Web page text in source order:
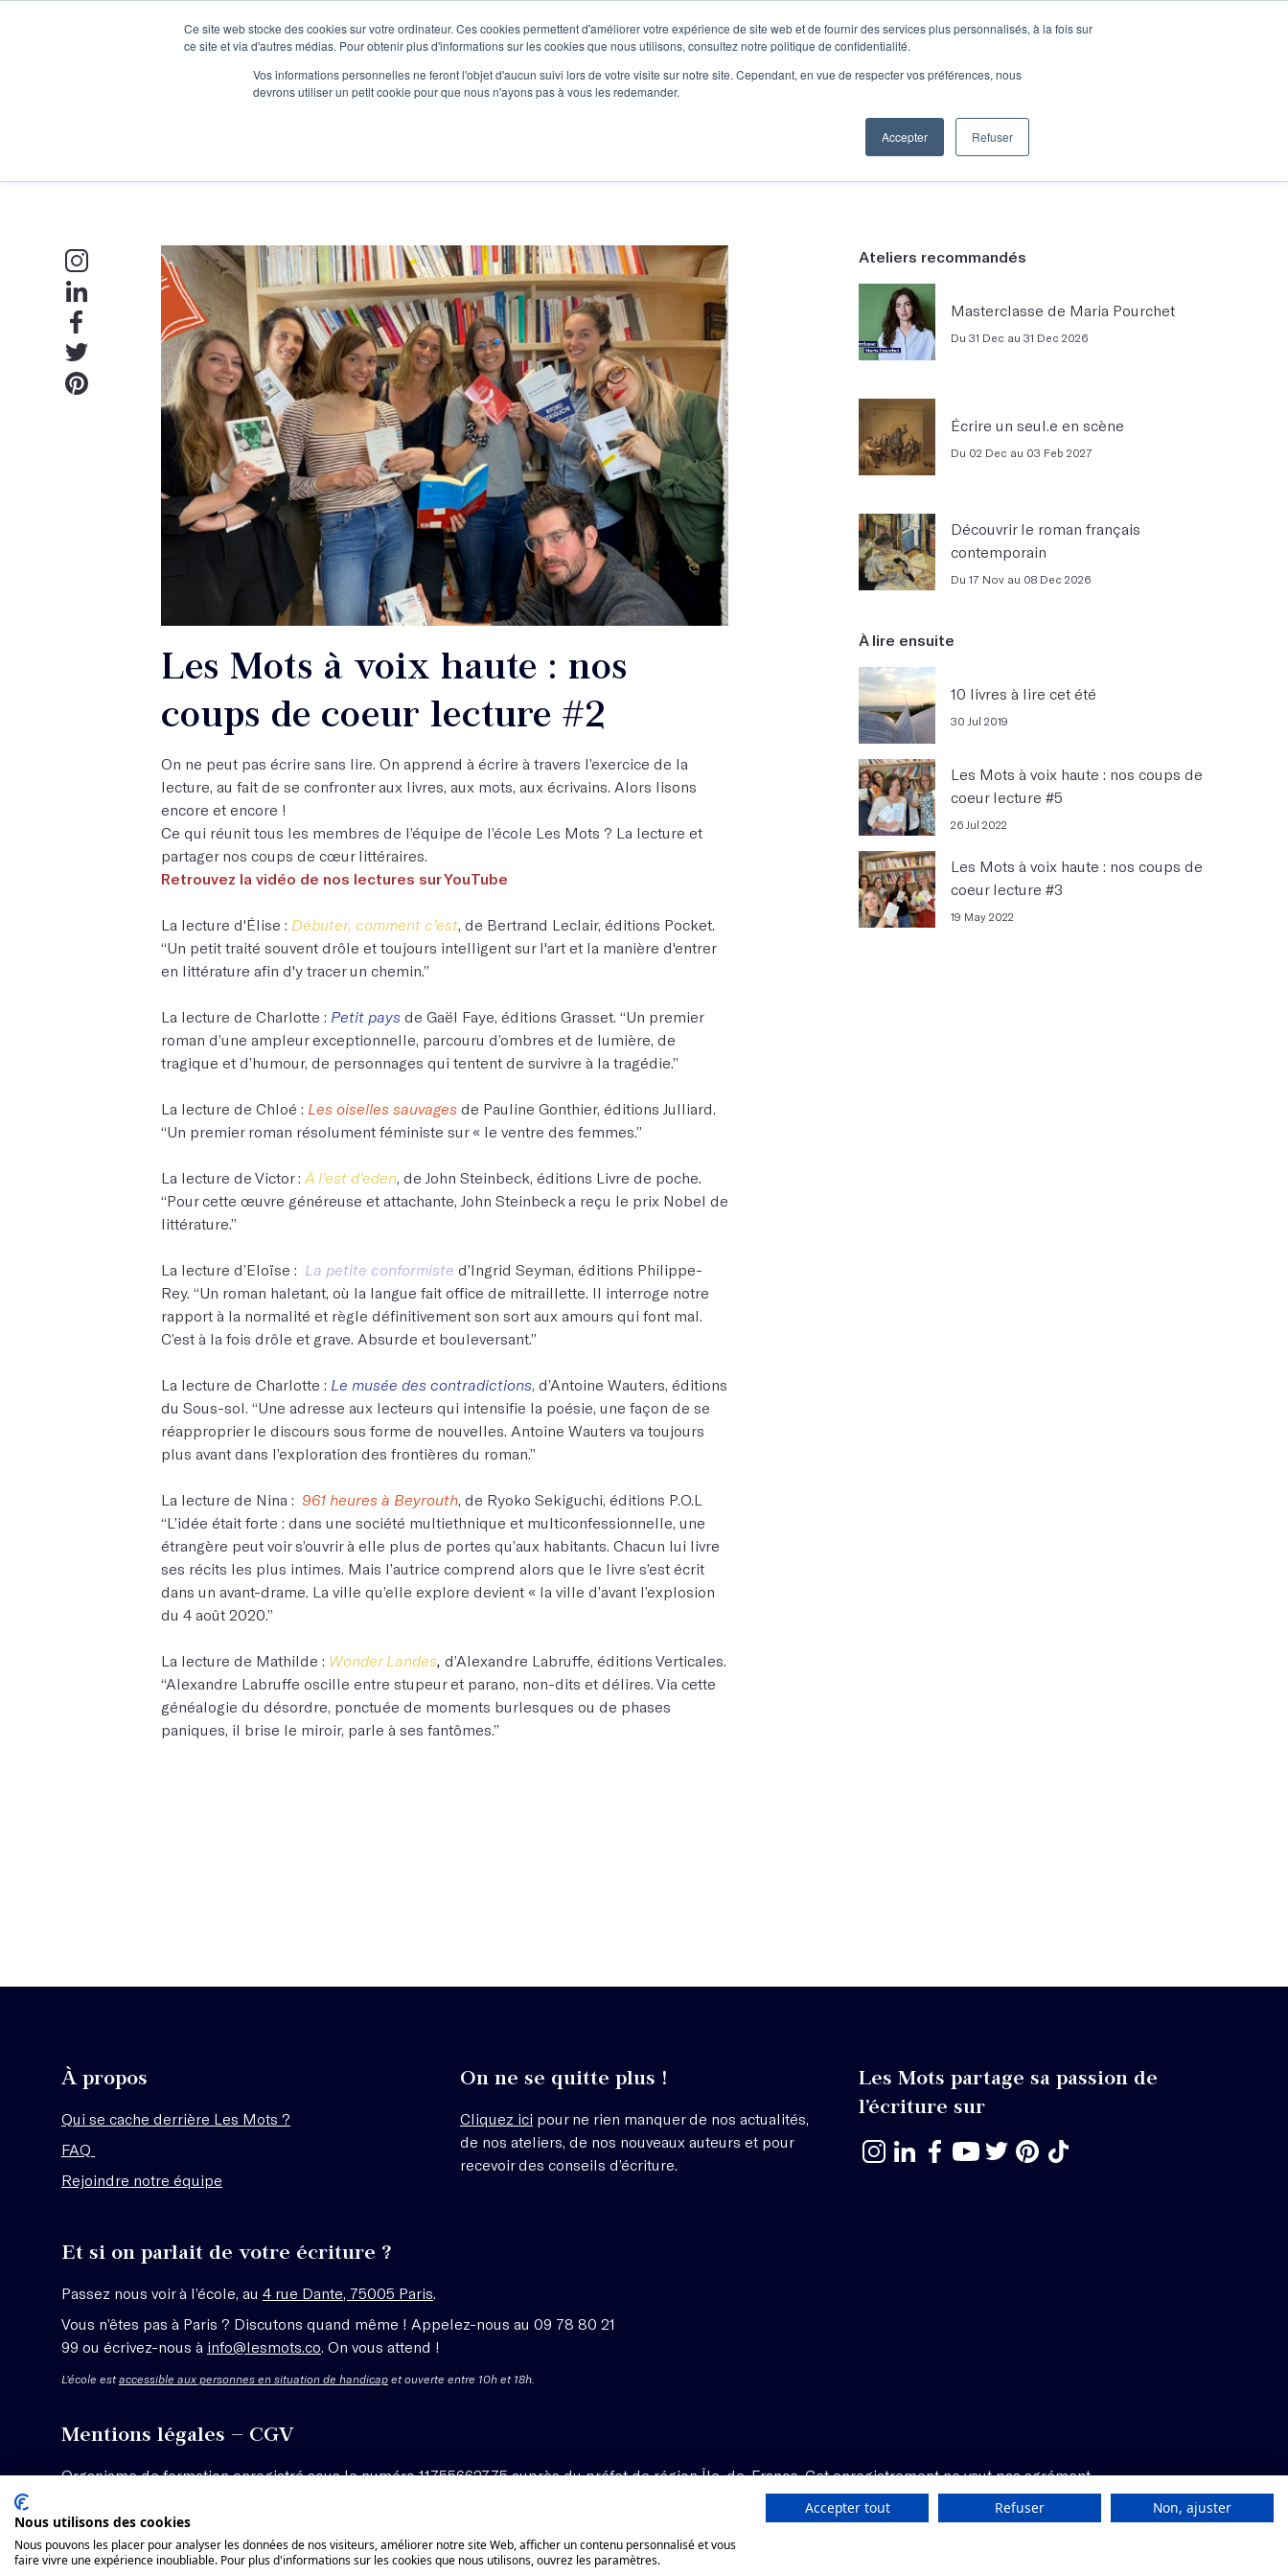
Ce site web stocke des cookies sur votre ordinateur. Ces cookies permettent d'améliorer votre expérience de site web et de fournir des services plus personnalisés, à la fois sur
ce site et via d'autres médias. Pour obtenir plus d'informations sur les cookies que nous utilisons, consultez notre politique de confidentialité.
Vos informations personnelles ne feront l'objet d'aucun suivi lors de votre visite sur notre site. Cependant, en vue de respecter vos préférences, nous
devrons utiliser un petit cookie pour que nous n'ayons pas à vous les redemander.
Accepter Refuser
Je participe à une session d’information Le podcast L'infolettre Se connecter Je découvre les ateliers
Entreprises
Les Mots à voix haute : nos
coups de coeur lecture #2
On ne peut pas écrire sans lire. On apprend à écrire à travers l’exercice de la
lecture, au fait de se confronter aux livres, aux mots, aux écrivains. Alors lisons
encore et encore !
Ce qui réunit tous les membres de l’équipe de l’école Les Mots ? La lecture et
partager nos coups de cœur littéraires.
Retrouvez la vidéo de nos lectures surYouTube
La lecture d'Élise : Débuter, comment c’est, de Bertrand Leclair, éditions Pocket.
“Un petit traité souvent drôle et toujours intelligent sur l'art et la manière d'entrer
en littérature afin d'y tracer un chemin.”
La lecture de Charlotte : Petit pays de Gaël Faye, éditions Grasset. “Un premier
roman d’une ampleur exceptionnelle, parcouru d’ombres et de lumière, de
tragique et d’humour, de personnages qui tentent de survivre à la tragédie.”
La lecture de Chloé : Les oiselles sauvages de Pauline Gonthier, éditions Julliard.
“Un premier roman résolument féministe sur « le ventre des femmes.”
La lecture de Victor : À l’est d’eden, de John Steinbeck, éditions Livre de poche.
“Pour cette œuvre généreuse et attachante, John Steinbeck a reçu le prix Nobel de
littérature.”
La lecture d’Eloïse : La petite conformiste d’Ingrid Seyman, éditions Philippe-
Rey. “Un roman haletant, où la langue fait office de mitraillette. Il interroge notre
rapport à la normalité et règle définitivement son sort aux amours qui font mal.
C’est à la fois drôle et grave. Absurde et bouleversant.”
La lecture de Charlotte : Le musée des contradictions, d’Antoine Wauters, éditions
du Sous-sol. “Une adresse aux lecteurs qui intensifie la poésie, une façon de se
réapproprier le discours sous forme de nouvelles. Antoine Wauters va toujours
plus avant dans l’exploration des frontières du roman.”
La lecture de Nina : 961 heures à Beyrouth, de Ryoko Sekiguchi, éditions P.O.L
“L’idée était forte : dans une société multiethnique et multiconfessionnelle, une
étrangère peut voir s’ouvrir à elle plus de portes qu’aux habitants. Chacun lui livre
ses récits les plus intimes. Mais l’autrice comprend alors que le livre s’est écrit
dans un avant-drame. La ville qu’elle explore devient « la ville d’avant l’explosion
du 4 août 2020.”
La lecture de Mathilde : Wonder Landes, d’Alexandre Labruffe, éditions Verticales.
“Alexandre Labruffe oscille entre stupeur et parano, non-dits et délires. Via cette
généalogie du désordre, ponctuée de moments burlesques ou de phases
paniques, il brise le miroir, parle à ses fantômes.”
Ateliers recommandés
Masterclasse de Maria Pourchet
Du 31 Dec au 31 Dec 2026
Écrire un seul.e en scène
Du 02 Dec au 03 Feb 2027
Découvrir le roman français
contemporain
Du 17 Nov au 08 Dec 2026
À lire ensuite
10 livres à lire cet été
30 Jul 2019
Les Mots à voix haute : nos coups de
coeur lecture #5
26 Jul 2022
Les Mots à voix haute : nos coups de
coeur lecture #3
19 May 2022
À propos
Qui se cache derrière Les Mots ?
FAQ
Rejoindre notre équipe
On ne se quitte plus !
Cliquez ici pour ne rien manquer de nos actualités,
de nos ateliers, de nos nouveaux auteurs et pour
recevoir des conseils d’écriture.
Les Mots partage sa passion de
l’écriture sur
Et si on parlait de votre écriture ?
Passez nous voir à l’école, au 4 rue Dante, 75005 Paris.
Vous n’êtes pas à Paris ? Discutons quand même ! Appelez-nous au 09 78 80 21
99 ou écrivez-nous à info@lesmots.co. On vous attend !
L'école estaccessible aux personnes en situation de handicap et ouverte entre 10h et 18h.
Mentions légales – CGV
Organisme de formation enregistré sous le numéro 11755662775 auprès du préfet de région Île-de-France. Cet enregistrement ne vaut pas agrément.
Nous utilisons des cookies
Nous pouvons les placer pour analyser les données de nos visiteurs, améliorer notre site Web, afficher un contenu personnalisé et vous
faire vivre une expérience inoubliable. Pour plus d'informations sur les cookies que nous utilisons, ouvrez les paramètres.
Accepter tout Refuser Non, ajuster